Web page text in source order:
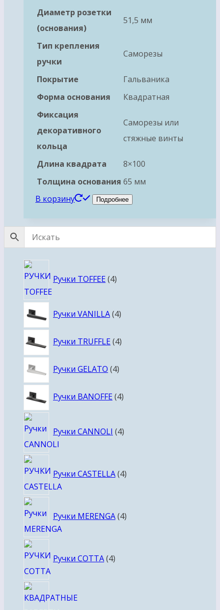
Диаметр розетки
(основания)
51,5 мм
Тип крепления
ручки
Саморезы
Покрытие
Гальваника
Форма основания
Квадратная
Фиксация
декоративного
кольца
Саморезы или
стяжные винты
Длина квадрата
8×100
Толщина основания 65 мм
В корзину
Подробнее
Ручки TOFFEE 4товара
Ручки VANILLA 44
Ручки TRUFFLE 44
Ручки GELATO 44
Ручки BANOFFE 44
Ручки CANNOLI 4товара
Ручки CASTELLA 4товара
Ручки MERENGA 4товара
Ручки COTTA 4товара